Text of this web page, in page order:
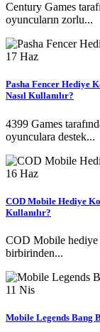
Century Games
oyuncuların zorlu...
17 Haz
Pasha Fencer Hediye
Nasıl Kullanılır?
4399 Games
oyunculara destek...
16 Haz
COD Mobile Hediye
Kullanılır?
COD Mobile hediye
birbirinden...
11 Nis
Mobile Legends Bang